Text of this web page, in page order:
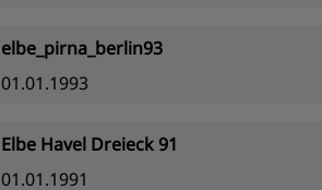
elbe_pirna_berlin93
01.01.1993
Elbe Havel Dreieck 91
01.01.1991